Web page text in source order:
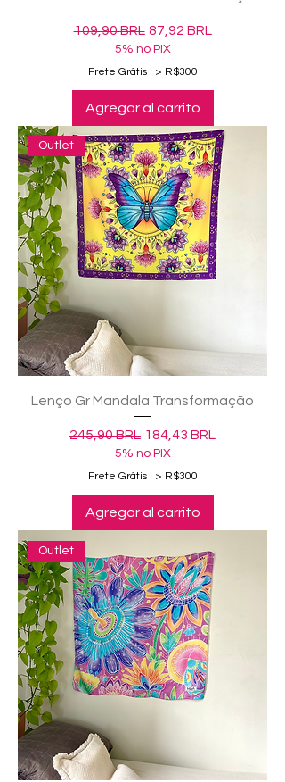
Precio
109,90 BRL Precio de oferta
87,92 BRL
5% no PIX
Frete Grátis | > R$300
Agregar al carrito
Outlet
Lenço Gr Mandala Transformação
Precio
245,90 BRL Precio de oferta
184,43 BRL
5% no PIX
Frete Grátis | > R$300
Agregar al carrito
Outlet